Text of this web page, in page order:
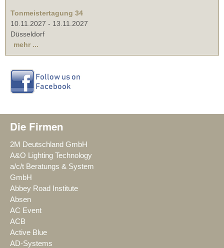
Tonmeistertagung 34
10.11.2027 - 13.11.2027
Düsseldorf
mehr ...
Die Firmen
2M Deutschland GmbH
A&O Lighting Technology
a/c/t Beratungs & System
GmbH
Abbey Road Institute
Absen
AC Event
ACB
Active Blue
AD-Systems